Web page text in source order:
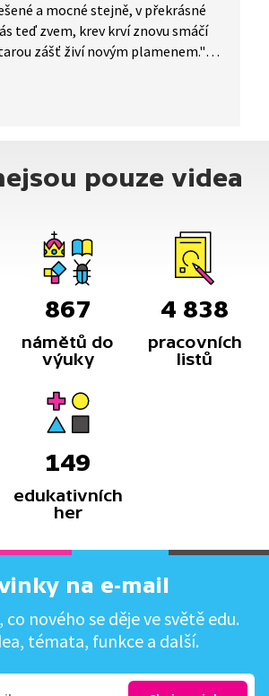
a mocné stejně, v překrásné
krev krví znovu smáčí
u maturity slavné dílo?
pouze videa
867
námětů do
výuky
4 838
pracovních
listů
149
edukativních
her
na e-mail
nového se děje ve světě edu.
témata, funkce a další.